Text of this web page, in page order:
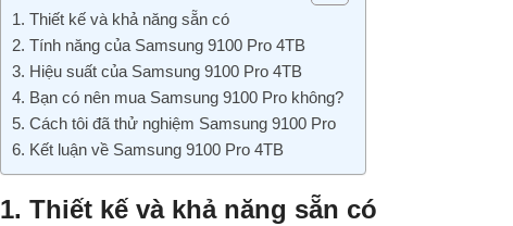
1. Thiết kế và khả năng sẵn có
2. Tính năng của Samsung 9100 Pro 4TB
3. Hiệu suất của Samsung 9100 Pro 4TB
4. Bạn có nên mua Samsung 9100 Pro không?
5. Cách tôi đã thử nghiệm Samsung 9100 Pro
6. Kết luận về Samsung 9100 Pro 4TB
1. Thiết kế và khả năng sẵn có